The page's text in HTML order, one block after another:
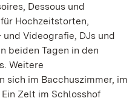
Dessous und
Hochzeitstorten,
Videografie, DJs und
beiden Tagen in den
Weitere
sich im Bacchuszimmer, im
Zelt im Schlosshof